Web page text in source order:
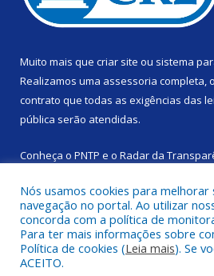
Muito mais que criar site ou sistema
Realizamos uma assessoria completa,
contrato que todas as exigências das
pública serão atendidas.
Conheça o PNTP e o Radar da
Todos os direitos reservados a
Pará.
Nós usamos cookies para melhorar
navegação no portal. Ao utilizar
concorda com a política de
Para ter mais informações sobre
Política de cookies (Leia mais). Se
ACEITO.